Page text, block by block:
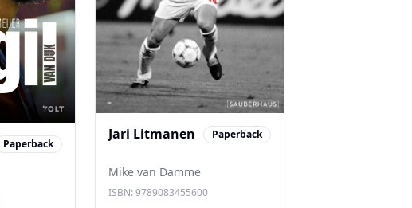
Paperback
Jari Litmanen Paperback
Mike van Damme
ISBN:9789083455600